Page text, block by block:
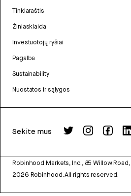
Tinklaraštis
Žiniasklaida
Investuotojų ryšiai
Pagalba
Sustainability
Nuostatos ir sąlygos
Sekite mus
Robinhood Markets, Inc., 85 Willow
2026 Robinhood. All rights reserved.